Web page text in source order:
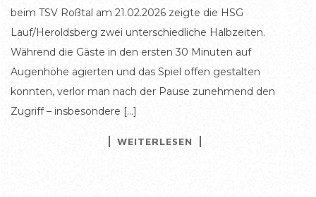
beim TSV Roßtal am 21.02.2026 zeigte die HSG
Lauf/Heroldsberg zwei unterschiedliche Halbzeiten.
Während die Gäste in den ersten 30 Minuten auf
Augenhöhe agierten und das Spiel offen gestalten
konnten, verlor man nach der Pause zunehmend den
Zugriff – insbesondere […]
WEITERLESEN